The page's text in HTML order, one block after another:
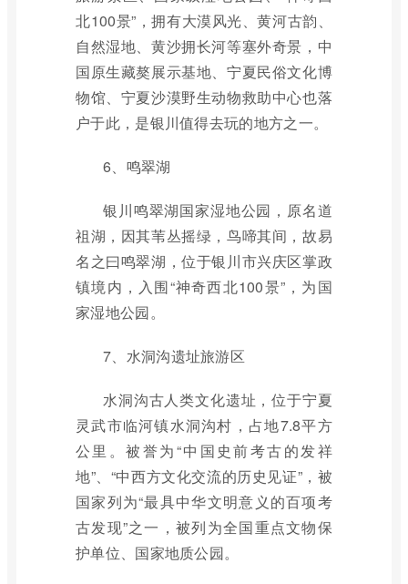
北100景”，拥有大漠风光、黄河古韵、
自然湿地、黄沙拥长河等塞外奇景，中
国原生藏獒展示基地、宁夏民俗文化博
物馆、宁夏沙漠野生动物救助中心也落
户于此，是银川值得去玩的地方之一。
6、鸣翠湖
银川鸣翠湖国家湿地公园，原名道
祖湖，因其苇丛摇绿，鸟啼其间，故易
名之曰鸣翠湖，位于银川市兴庆区掌政
镇境内，入围“神奇西北100景”，为国
家湿地公园。
7、水洞沟遗址旅游区
水洞沟古人类文化遗址，位于宁夏
灵武市临河镇水洞沟村，占地7.8平方
公里。被誉为“中国史前考古的发祥
地”、“中西方文化交流的历史见证”，被
国家列为“最具中华文明意义的百项考
古发现”之一，被列为全国重点文物保
护单位、国家地质公园。